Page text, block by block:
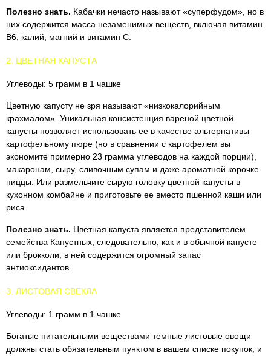
Полезно знать. Кабачки нечасто называют «суперфудом», но в
них содержится масса незаменимых веществ, включая витамин
В6, калий, магний и витамин С.
2. ЦВЕТНАЯ КАПУСТА
Углеводы: 5 грамм в 1 чашке
Цветную капусту не зря называют «низкокалорийным
крахмалом». Уникальная консистенция вареной цветной
капусты позволяет использовать ее в качестве альтернативы
картофельному пюре (но в сравнении с картофелем вы
экономите примерно 23 грамма углеводов на каждой порции),
макаронам, сыру, сливочным супам и даже ароматной корочке
пиццы. Или размельчите сырую головку цветной капусты в
кухонном комбайне и приготовьте ее вместо пшенной каши или
риса.
Полезно знать. Цветная капуста является представителем
семейства Капустных, следовательно, как и в обычной капусте
или брокколи, в ней содержится огромный запас
антиоксидантов.
3. ЛИСТОВАЯ СВЕКЛА
Углеводы: 1 грамм в 1 чашке
Богатые питательными веществами темные листовые овощи
должны стать обязательным пунктом в вашем списке покупок, и